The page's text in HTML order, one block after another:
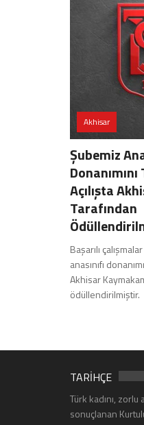
Akhisar
Şubemiz
Açılışta
Tarafından
Başarılı
anasınıfı
Akhisar
ödüllendirilmiştir.
TARİHÇE
Türk kadını,
sonuçlanan